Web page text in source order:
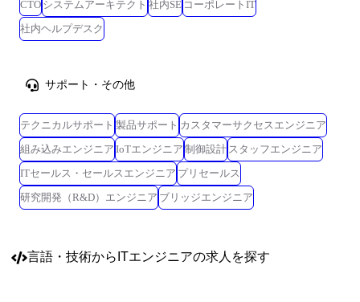
CTO システムアーキテクト 社内SE コーポレートIT
社内ヘルプデスク
サポート・その他
テクニカルサポート 製品サポート カスタマーサクセスエンジニア
組み込みエンジニア IoTエンジニア 制御設計 スタッフエンジニア
ITセールス・セールスエンジニア プリセールス
研究開発（R&D）エンジニア ブリッジエンジニア
言語・技術からITエンジニアの求人を探す